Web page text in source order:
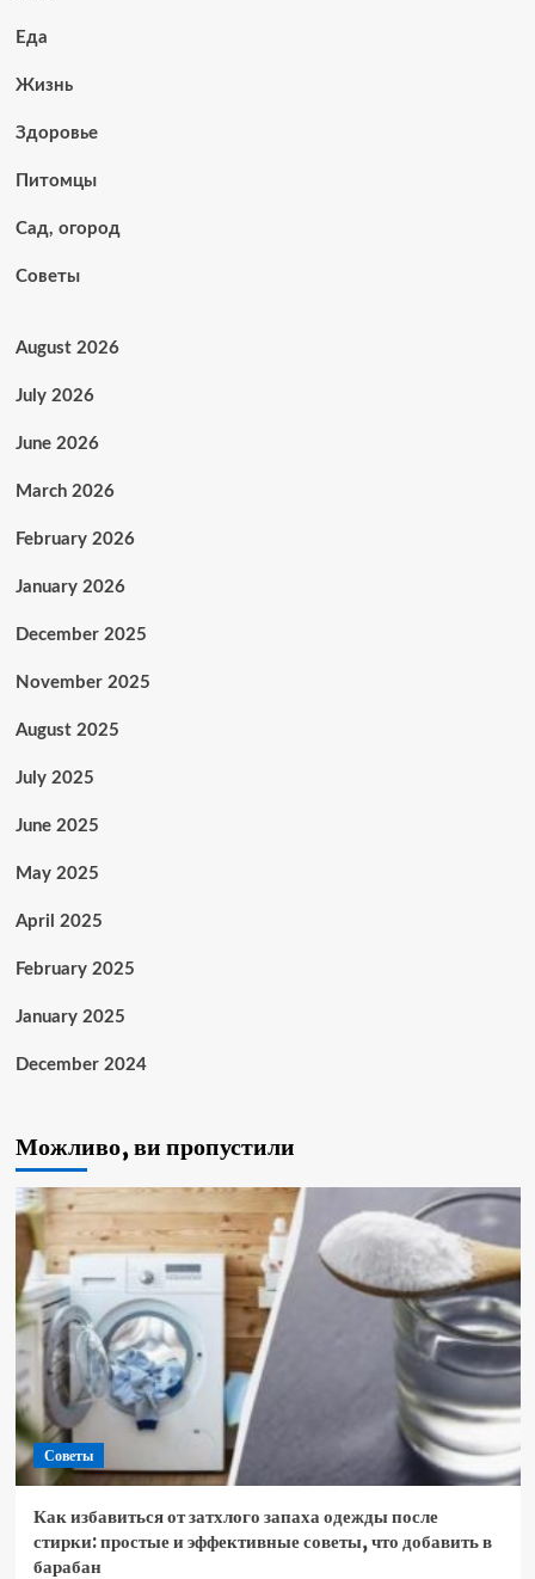
Еда
Жизнь
Здоровье
Питомцы
Сад, огород
Советы
August 2026
July 2026
June 2026
March 2026
February 2026
January 2026
December 2025
November 2025
August 2025
July 2025
June 2025
May 2025
April 2025
February 2025
January 2025
December 2024
Можливо, ви пропустили
Советы
Как избавиться от затхлого запаха одежды после
стирки: простые и эффективные советы, что добавить в
барабан